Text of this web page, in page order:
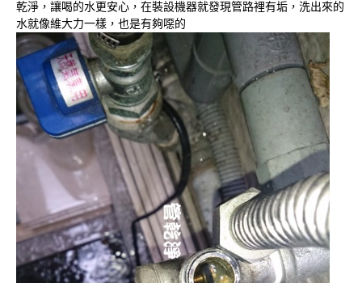
乾淨，讓喝的水更安心，在裝設機器就發現管路裡有垢，洗出來的
水就像維大力一樣，也是有夠噁的